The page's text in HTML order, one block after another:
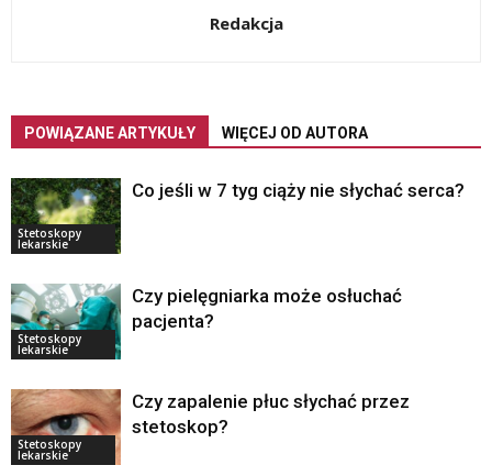
Redakcja
POWIĄZANE ARTYKUŁY WIĘCEJ OD AUTORA
Stetoskopy
lekarskie
Co jeśli w 7 tyg ciąży nie słychać serca?
Stetoskopy
lekarskie
Czy pielęgniarka może osłuchać
pacjenta?
Stetoskopy
lekarskie
Czy zapalenie płuc słychać przez
stetoskop?